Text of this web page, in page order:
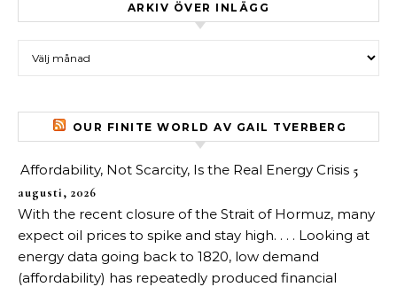
ARKIV ÖVER INLÄGG
OUR FINITE WORLD AV GAIL TVERBERG
Affordability, Not Scarcity, Is the Real Energy Crisis 5
augusti, 2026
With the recent closure of the Strait of Hormuz, many
expect oil prices to spike and stay high. . . . Looking at
energy data going back to 1820, low demand
(affordability) has repeatedly produced financial